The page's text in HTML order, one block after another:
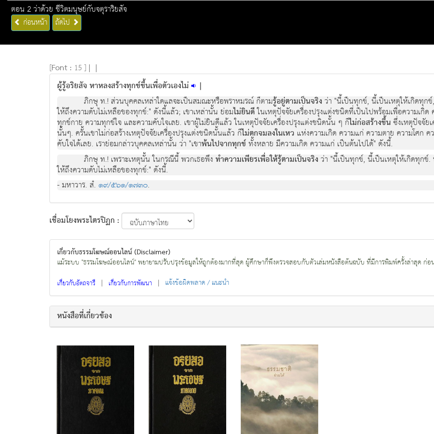
ตอน 2 ว่าด้วย ชีวิตมนุษย์กับจตุราริยสัจ
ก่อนหน้า ถัดไป
[Font : 15 ] | |
ผู้รู้อริยสัจ หาหลงสร้างทุกข์ขึ้นเพื่อตัวเองไม่ |
ภิกษุ ท.! ส่วนบุคคลเหล่าใดแลจะเปนสมณะหรือพราหมรณ ก็ตามรูอยูตามเปนจริงวา "นี้เปนทุกข, นี้เปนเหตุใหเกิดทุ
ใหถึงความดับไมเหลือของทุกข:" ดังนี้แลว; เขาเหลานั้น ยอมไมยินดีในเหตุปจจัยเครื่องปรุงแตงชนิดที่เปนไปพรอมเพื่อความเ
ทุกขกาย ความทุกขใจ และความคับใจเลย. เขาผูไมยินดีแลว ในเหตุปจจัยเครื่องปรุงแตงชนิดนั้น ๆ ก็ไมกอสรางขึ้น ซึ่งเหตุปจจัย
นั้นๆ. ครั้นเขาไมกอสรางเหตุปจจัยเครื่องปรุงแตงชนิดนั้นแลว ก็ไมตกจมลงในเหว แหงความเกิด ความแก ความตาย ความโศก
คับใจไดเลย. เรายอมกลาวบุคคลเหลานั้น วา "เขาพนไปจากทุกขทั้งหลาย มีความเกิด ความแก เปนตนไปได" ดังนี้.
ภิกษุ ท.! เพราะเหตุนั้น ในกรณีนี้ พวกเธอพึงทําความเพียรเพื่อใหรูตามเปนจริงวา "นี้เปนทุกข, นี้เปนเหตุใหเกิดทุก
ใหถึงความดับไมเหลือของทุกข:" ดังนี้.
- มหาวาร. สํ. ๑๙/๕๖๑/๑๗๓๐.
เชื่อมโยงพระไตรปิฏก :
เกี่ยวกับธรรมโฆษณ์ออนไลน์ (Disclaimer)
แม้ระบบ "ธรรมโฆษณ์ออนไลน์" พยายามปรับปรุงข้อมูลให้ถูกต้องมากที่สุด ผู้ศึกษาก็พึงตรวจสอบกับตัวเล่มหนังสือต้นฉบับ ที่มีการพิมพ์ครั้งล่าสุด ก่อน
เกี่ยวกับอัตถจารี | เกี่ยวกับการพัฒนา | แจ้งข้อผิดพลาด / แนะนำ
หนังสือที่เกี่ยวข้อง